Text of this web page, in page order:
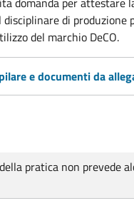
di produzione
del marchio DeCO.
e documenti da
pratica non prevede